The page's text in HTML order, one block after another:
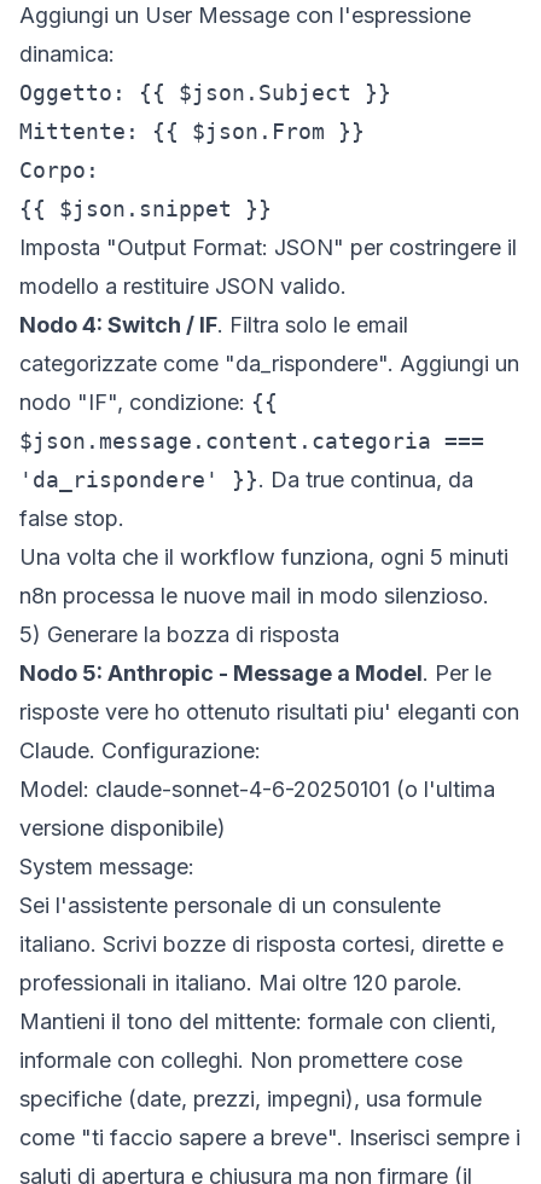
Aggiungi un User Message con l'espressione
dinamica:
Oggetto: {{ $json.Subject }}
Mittente: {{ $json.From }}
Corpo:
{{ $json.snippet }}
Imposta "Output Format: JSON" per costringere il
modello a restituire JSON valido.
Nodo 4: Switch / IF. Filtra solo le email
categorizzate come "da_rispondere". Aggiungi un
nodo "IF", condizione: {{
$json.message.content.categoria ===
'da_rispondere' }}. Da true continua, da
false stop.
Una volta che il workflow funziona, ogni 5 minuti
n8n processa le nuove mail in modo silenzioso.
5) Generare la bozza di risposta
Nodo 5: Anthropic - Message a Model. Per le
risposte vere ho ottenuto risultati piu' eleganti con
Claude. Configurazione:
Model: claude-sonnet-4-6-20250101 (o l'ultima
versione disponibile)
System message:
Sei l'assistente personale di un consulente
italiano. Scrivi bozze di risposta cortesi, dirette e
professionali in italiano. Mai oltre 120 parole.
Mantieni il tono del mittente: formale con clienti,
informale con colleghi. Non promettere cose
specifiche (date, prezzi, impegni), usa formule
come "ti faccio sapere a breve". Inserisci sempre i
saluti di apertura e chiusura ma non firmare (il